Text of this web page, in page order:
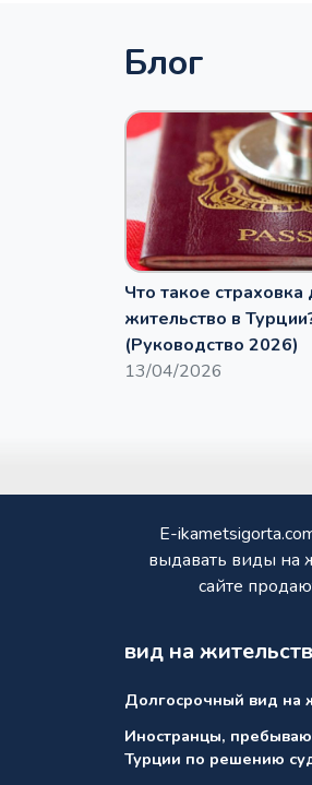
Блог
Что такое страховка
жительство в
(Руководство 2026)
13/04/2026
E-
выдавать виды на
сайте
вид на
Долгосрочный вид на
Иностранцы,
Турции по решению